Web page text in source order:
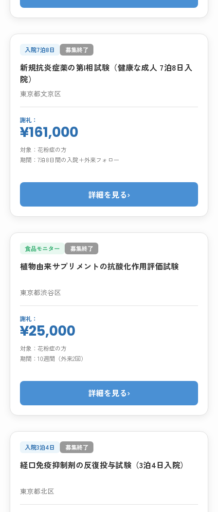
入院7泊8日 募集終了
新規抗炎症薬の第I相試験（健康な成人 7泊8日入
院）
東京都文京区
謝礼：
¥161,000
対象：花粉症の方
期間：7泊8日間の入院＋外来フォロー
詳細を見る›
食品モニター 募集終了
植物由来サプリメントの抗酸化作用評価試験
東京都渋谷区
謝礼：
¥25,000
対象：花粉症の方
期間：10週間（外来2回）
詳細を見る›
入院3泊4日 募集終了
経口免疫抑制剤の反復投与試験（3泊4日入院）
東京都北区